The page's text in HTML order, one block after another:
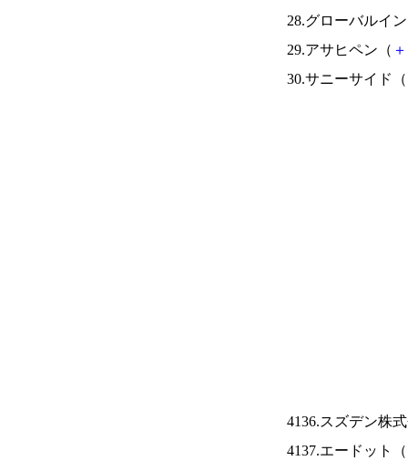
28.グローバルイ
29.アサヒペン（ ＋
30.サニーサイド（
4136.スズデン株
4137.エードット（